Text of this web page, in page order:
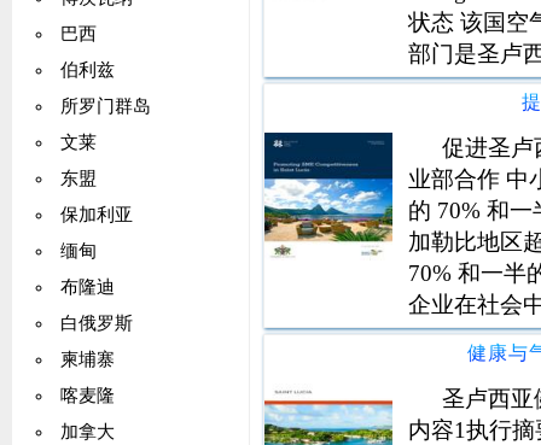
巴西
伯利兹
所罗门群岛
文莱
东盟
保加利亚
缅甸
布隆迪
白俄罗斯
柬埔寨
喀麦隆
加拿大
状态 该国空
部门是圣卢
参考了 1994
其次是能源
促进圣卢
业部合作 中
的 70% 和
加勒比地区
70% 和一半
企业在社会
部分劳动力
育程度较低
健康与
圣卢西亚
内容1执行